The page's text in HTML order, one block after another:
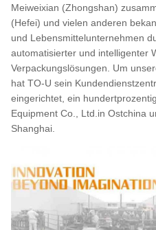
Meiweixian (Zhongshan)
(Hefei) und vielen anderen
und Lebensmittelunternehmen
automatisierter und intelligenter
Verpackungslösungen. Um
hat TO-U sein
eingerichtet, ein
Equipment Co., Ltd.in Ostchina
Shanghai.